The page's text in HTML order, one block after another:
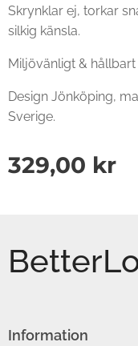
Skrynklar ej, torkar
silkig känsla.
Miljövänligt &
Design Jönköping,
Sverige.
329,00 kr
Information